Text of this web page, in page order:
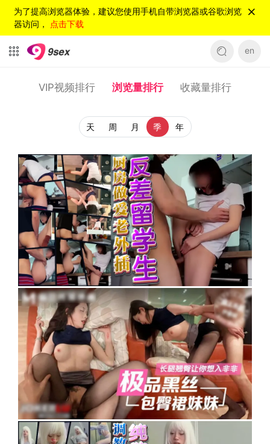
为了提高浏览器体验，建议您使用手机自带浏览器或谷歌浏览
器访问， 点击下载
en
VIP视频排行 浏览量排行 收藏量排行
天 周 月 季 年